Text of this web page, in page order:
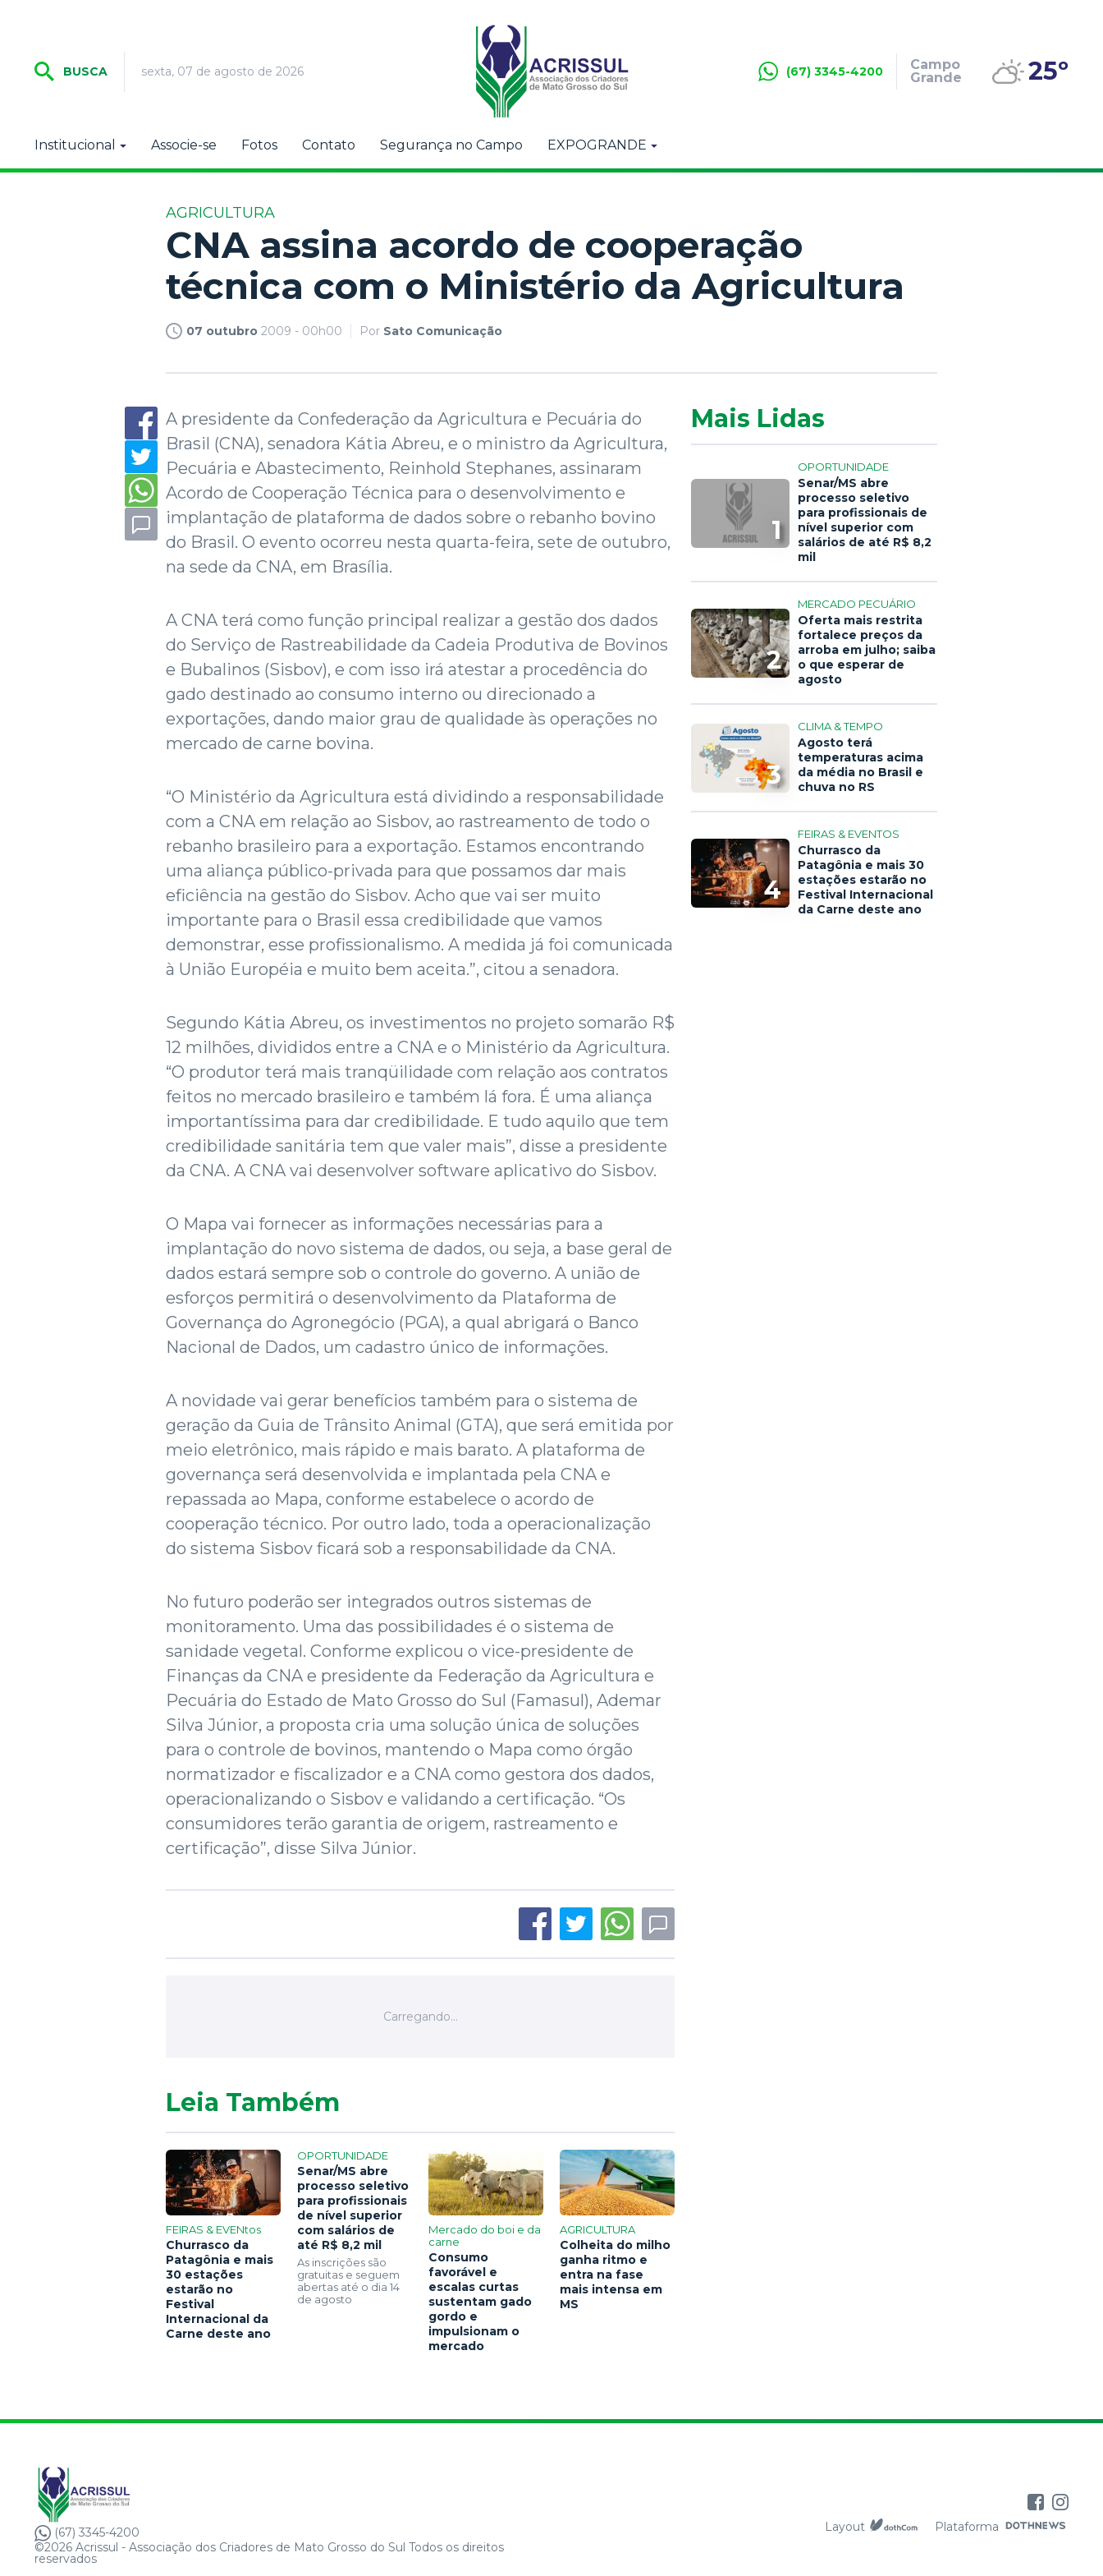
BUSCA sexta, 07 de agosto de 2026 (67) 3345-4200
Campo
Grande
25º
Institucional Associe-se Fotos Contato Segurança no Campo EXPOGRANDE
AGRICULTURA
CNA assina acordo de cooperação
técnica com o Ministério da Agricultura
07 outubro 2009 - 00h00 Por Sato Comunicação
A presidente da Confederação da Agricultura e Pecuária do
Brasil (CNA), senadora Kátia Abreu, e o ministro da Agricultura,
Pecuária e Abastecimento, Reinhold Stephanes, assinaram
Acordo de Cooperação Técnica para o desenvolvimento e
implantação de plataforma de dados sobre o rebanho bovino
do Brasil. O evento ocorreu nesta quarta-feira, sete de outubro,
na sede da CNA, em Brasília.
A CNA terá como função principal realizar a gestão dos dados
do Serviço de Rastreabilidade da Cadeia Produtiva de Bovinos
e Bubalinos (Sisbov), e com isso irá atestar a procedência do
gado destinado ao consumo interno ou direcionado a
exportações, dando maior grau de qualidade às operações no
mercado de carne bovina.
“O Ministério da Agricultura está dividindo a responsabilidade
com a CNA em relação ao Sisbov, ao rastreamento de todo o
rebanho brasileiro para a exportação. Estamos encontrando
uma aliança público-privada para que possamos dar mais
eficiência na gestão do Sisbov. Acho que vai ser muito
importante para o Brasil essa credibilidade que vamos
demonstrar, esse profissionalismo. A medida já foi comunicada
à União Européia e muito bem aceita.”, citou a senadora.
Segundo Kátia Abreu, os investimentos no projeto somarão R$
12 milhões, divididos entre a CNA e o Ministério da Agricultura.
“O produtor terá mais tranqüilidade com relação aos contratos
feitos no mercado brasileiro e também lá fora. É uma aliança
importantíssima para dar credibilidade. E tudo aquilo que tem
credibilidade sanitária tem que valer mais”, disse a presidente
da CNA. A CNA vai desenvolver software aplicativo do Sisbov.
O Mapa vai fornecer as informações necessárias para a
implantação do novo sistema de dados, ou seja, a base geral de
dados estará sempre sob o controle do governo. A união de
esforços permitirá o desenvolvimento da Plataforma de
Governança do Agronegócio (PGA), a qual abrigará o Banco
Nacional de Dados, um cadastro único de informações.
A novidade vai gerar benefícios também para o sistema de
geração da Guia de Trânsito Animal (GTA), que será emitida por
meio eletrônico, mais rápido e mais barato. A plataforma de
governança será desenvolvida e implantada pela CNA e
repassada ao Mapa, conforme estabelece o acordo de
cooperação técnico. Por outro lado, toda a operacionalização
do sistema Sisbov ficará sob a responsabilidade da CNA.
No futuro poderão ser integrados outros sistemas de
monitoramento. Uma das possibilidades é o sistema de
sanidade vegetal. Conforme explicou o vice-presidente de
Finanças da CNA e presidente da Federação da Agricultura e
Pecuária do Estado de Mato Grosso do Sul (Famasul), Ademar
Silva Júnior, a proposta cria uma solução única de soluções
para o controle de bovinos, mantendo o Mapa como órgão
normatizador e fiscalizador e a CNA como gestora dos dados,
operacionalizando o Sisbov e validando a certificação. “Os
consumidores terão garantia de origem, rastreamento e
certificação”, disse Silva Júnior.
Mais Lidas
1
OPORTUNIDADE
Senar/MS abre
processo seletivo
para profissionais de
nível superior com
salários de até R$ 8,2
mil
2
MERCADO PECUÁRIO
Oferta mais restrita
fortalece preços da
arroba em julho; saiba
o que esperar de
agosto
3
CLIMA & TEMPO
Agosto terá
temperaturas acima
da média no Brasil e
chuva no RS
4
FEIRAS & EVENTOS
Churrasco da
Patagônia e mais 30
estações estarão no
Festival Internacional
da Carne deste ano
Leia Também
FEIRAS & EVENtos
Churrasco da
Patagônia e mais
30 estações
estarão no
Festival
Internacional da
Carne deste ano
OPORTUNIDADE
Senar/MS abre
processo seletivo
para profissionais
de nível superior
com salários de
até R$ 8,2 mil
As inscrições são
gratuitas e seguem
abertas até o dia 14
de agosto
Mercado do boi e da
carne
Consumo
favorável e
escalas curtas
sustentam gado
gordo e
impulsionam o
mercado
AGRICULTURA
Colheita do milho
ganha ritmo e
entra na fase
mais intensa em
MS
(67) 3345-4200
©2026 Acrissul - Associação dos Criadores de Mato Grosso do Sul Todos os direitos
reservados
Layout Plataforma